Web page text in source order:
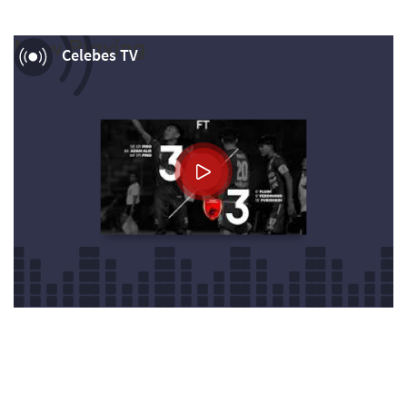
Celebes TV
Now Playing